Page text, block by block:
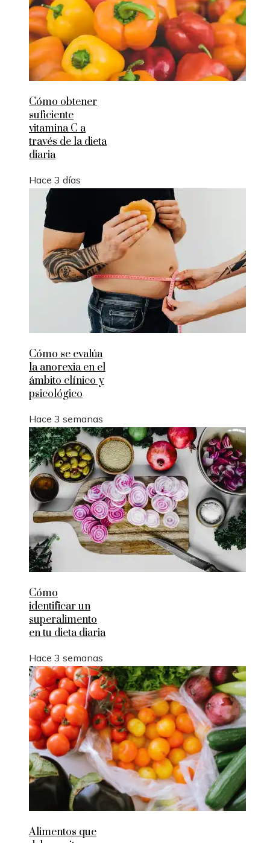
Cómo obtener
suficiente
vitamina C a
través de la dieta
diaria
Hace 3 días
Cómo se evalúa
la anorexia en el
ámbito clínico y
psicológico
Hace 3 semanas
Cómo
identificar un
superalimento
en tu dieta diaria
Hace 3 semanas
Alimentos que